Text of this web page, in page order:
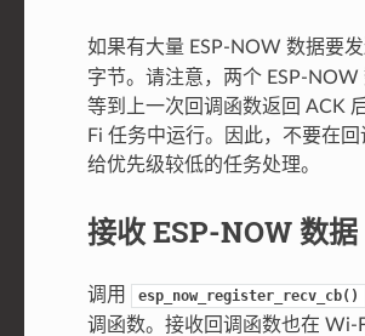
如果有大量 ESP-NOW 数据要
字节。请注意，两个 ESP-
等到上一次回调函数返回 ACK
Fi 任务中运行。因此，不要在
给优先级较低的任务处理。
接收 ESP-NOW 数据
调用 esp_now_register_recv_cb()
调函数。接收回调函数也在 Wi-